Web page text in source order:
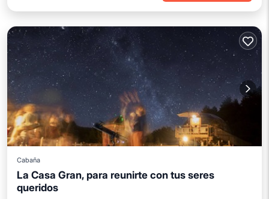
Cabaña
La Casa Gran, para reunirte con tus seres
queridos
Desayuno